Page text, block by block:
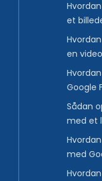
et
en video
Google
Sådan
med et
med